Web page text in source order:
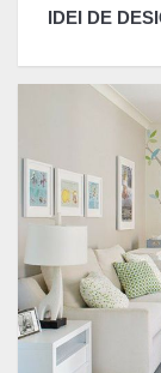
IDEI DE